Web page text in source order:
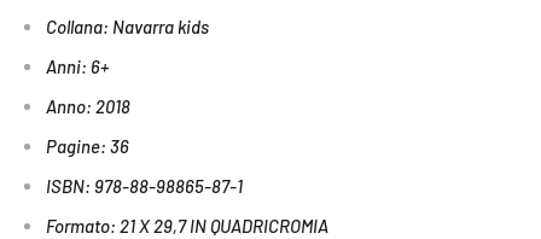
Collana: Navarra kids
Anni: 6+
Anno: 2018
Pagine: 36
ISBN: 978-88-98865-87-1
Formato: 21 X 29,7 IN QUADRICROMIA